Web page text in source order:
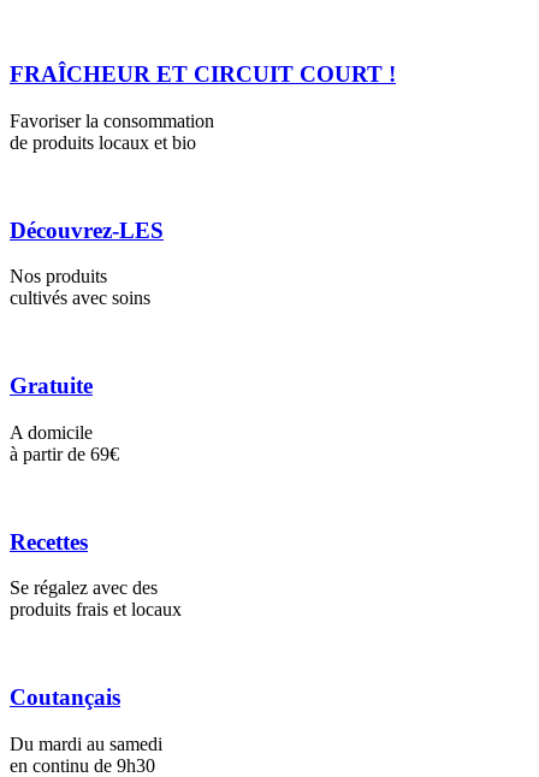
FRAÎCHEUR ET CIRCUIT COURT !
Favoriser la consommation
de produits locaux et bio
Découvrez-LES
Nos produits
cultivés avec soins
Gratuite
A domicile
à partir de 69€
Recettes
Se régalez avec des
produits frais et locaux
Coutançais
Du mardi au samedi
en continu de 9h30